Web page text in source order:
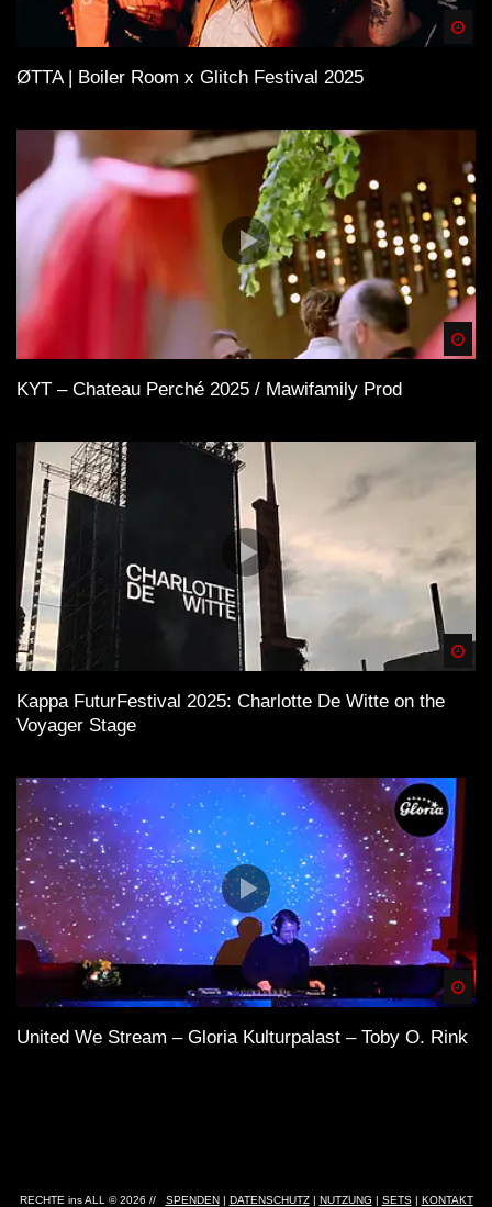
ØTTA | Boiler Room x Glitch Festival 2025
KYT – Chateau Perché 2025 / Mawifamily Prod
Kappa FuturFestival 2025: Charlotte De Witte on the
Voyager Stage
United We Stream – Gloria Kulturpalast – Toby O. Rink
RECHTE ins ALL © 2026 // SPENDEN| DATENSCHUTZ| NUTZUNG | SETS| KONTAKT